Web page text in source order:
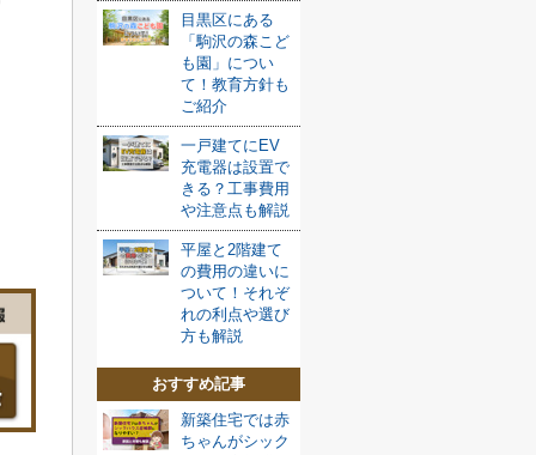
目黒区にある
「駒沢の森こど
も園」につい
て！教育方針も
ご紹介
一戸建てにEV
充電器は設置で
きる？工事費用
や注意点も解説
平屋と2階建て
の費用の違いに
ついて！それぞ
れの利点や選び
方も解説
おすすめ記事
新築住宅では赤
ちゃんがシック